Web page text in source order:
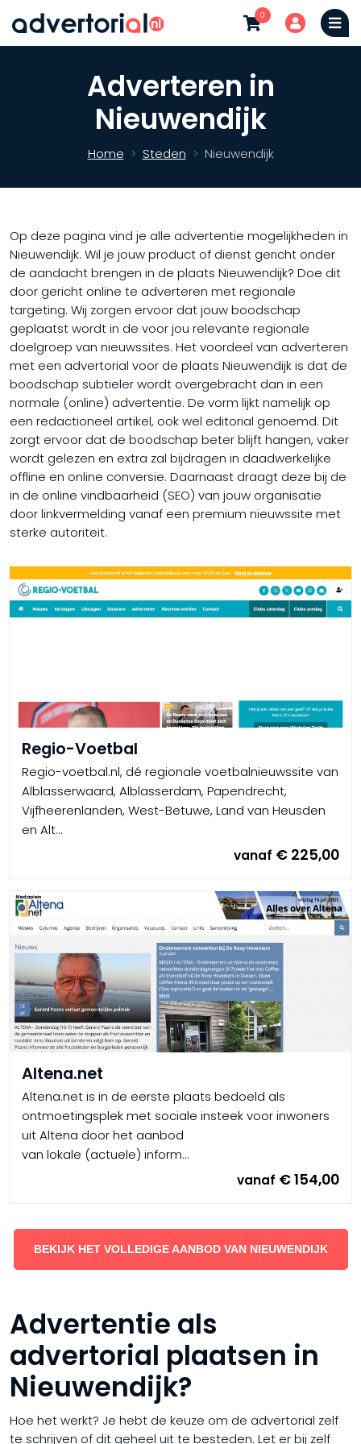
0
Adverteren in
Nieuwendijk
Home Steden Nieuwendijk
Op deze pagina vind je alle advertentie mogelijkheden in
Nieuwendijk. Wil je jouw product of dienst gericht onder
de aandacht brengen in de plaats Nieuwendijk? Doe dit
door gericht online te adverteren met regionale
targeting. Wij zorgen ervoor dat jouw boodschap
geplaatst wordt in de voor jou relevante regionale
doelgroep van nieuwssites. Het voordeel van adverteren
met een advertorial voor de plaats Nieuwendijk is dat de
boodschap subtieler wordt overgebracht dan in een
normale (online) advertentie. De vorm lijkt namelijk op
een redactioneel artikel, ook wel editorial genoemd. Dit
zorgt ervoor dat de boodschap beter blijft hangen, vaker
wordt gelezen en extra zal bijdragen in daadwerkelijke
offline en online conversie. Daarnaast draagt deze bij de
in de online vindbaarheid (SEO) van jouw organisatie
door linkvermelding vanaf een premium nieuwssite met
sterke autoriteit.
Regio-Voetbal
Regio-voetbal.nl, dé regionale voetbalnieuwssite van
Alblasserwaard, Alblasserdam, Papendrecht,
Vijfheerenlanden, West-Betuwe, Land van Heusden
en Alt...
vanaf € 225,00
Altena.net
Altena.net is in de eerste plaats bedoeld als
ontmoetingsplek met sociale insteek voor inwoners
uit Altena door het aanbod
van lokale (actuele) inform...
vanaf € 154,00
BEKIJK HET VOLLEDIGE AANBOD VAN NIEUWENDIJK
Advertentie als
advertorial plaatsen in
Nieuwendijk?
Hoe het werkt? Je hebt de keuze om de advertorial zelf
te schrijven of dit geheel uit te besteden. Let er bij zelf